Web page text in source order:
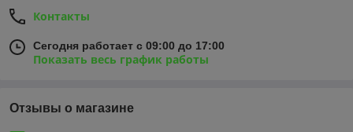
Контакты
Сегодня работает с 09:00 до 17:00
Показать весь график работы
Отзывы о магазине